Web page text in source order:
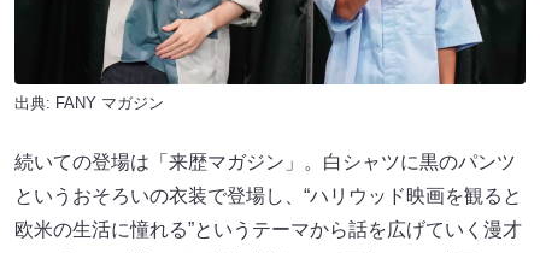
出典: FANY マガジン
続いての登場は「来歴マガジン」。白シャツに黒のパンツ
というおそろいの衣装で登場し、“ハリウッド映画を観ると
欧米の生活に憧れる”というテーマから話を広げていく漫才